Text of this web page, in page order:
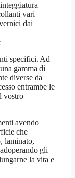
vari
dai
specifici. Ad
gamma di
diverse da
entrambe le
vostro
avendo
che
laminato,
gli
la vita e